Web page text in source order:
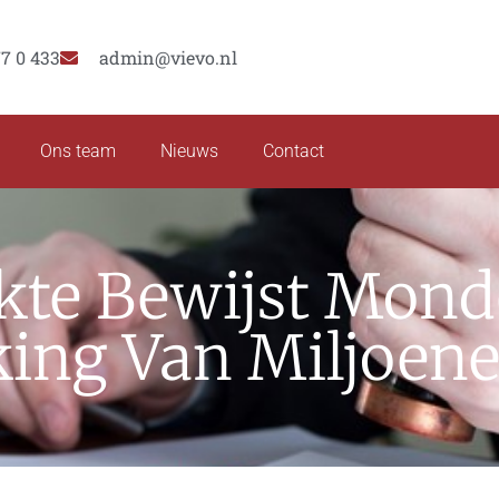
0 433 admin@vievo.nl
Ons team Nieuws Contact
Bewijst
Van